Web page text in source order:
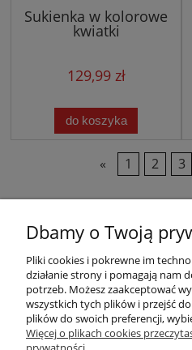
Sukienka w kolorowe
kwiatki
129,99 zł
do koszyka
« 1 2 3
Warunki
Dbamy o Twoją
Pliki cookies i pokrewne im
działanie strony i pomagają nam
potrzeb. Możesz zaakceptować
wszystkich tych plików i przejść
plików do swoich preferencji,
Więcej o plikach cookies